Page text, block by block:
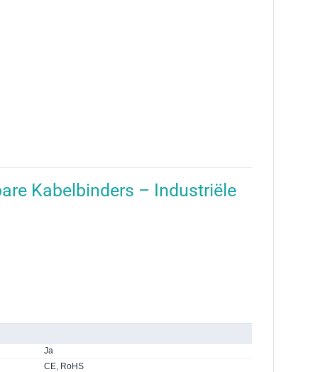
Kabelbinders – Industriële
Ja
CE, RoHS